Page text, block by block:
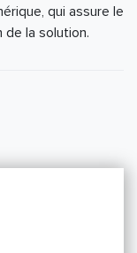
qui assure le
la solution.